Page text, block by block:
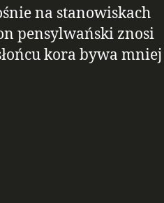
na stanowiskach
pensylwański znosi
kora bywa mniej